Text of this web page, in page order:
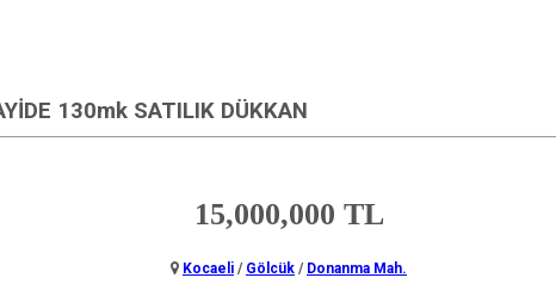
130mk SATILIK DÜKKAN
15,000,000 TL
Kocaeli / Gölcük / Donanma Mah.